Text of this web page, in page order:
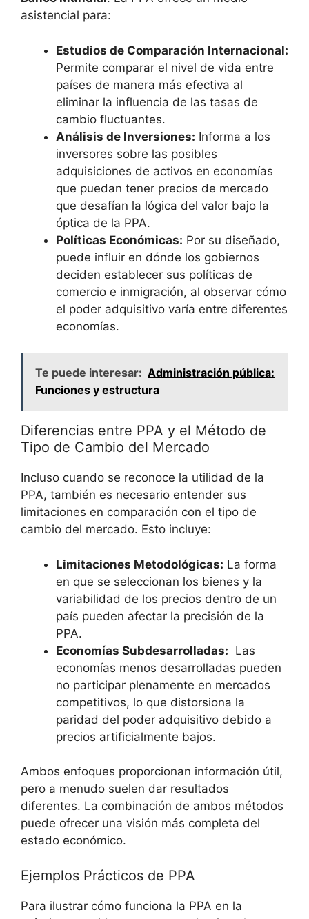
asistencial para:
Estudios de Comparación Internacional:
Permite comparar el nivel de vida ‌entre ​
países ⁤de manera ​más efectiva al
eliminar la ⁢influencia de las tasas de
cambio fluctuantes.
Análisis‌ de Inversiones: Informa a los
inversores sobre las posibles ​
adquisiciones de activos en economías
que puedan tener precios de mercado
que desafían la lógica del valor bajo la
óptica de la PPA.
Políticas Económicas: Por su diseñado,
puede influir en dónde los gobiernos
deciden establecer sus políticas de
comercio e‌ inmigración,‌ al ⁢observar cómo
el poder adquisitivo varía entre⁣ diferentes
‌economías.
Te puede interesar: Administración pública:
Funciones y estructura
Diferencias entre PPA y el Método de⁢
Tipo de Cambio del Mercado
Incluso cuando⁢ se reconoce la utilidad de la
PPA, ‍también es necesario entender sus
limitaciones en ⁤comparación con ‌el tipo de⁢
cambio del mercado. Esto incluye:
Limitaciones ⁢Metodológicas: ⁣La forma
en que se seleccionan los bienes y la
variabilidad de⁤ los precios dentro de un
país pueden afectar⁤ la precisión de la
PPA.
Economías Subdesarrolladas: ‌ Las
economías menos desarrolladas pueden
no participar plenamente en mercados
competitivos, lo que distorsiona la
paridad del poder adquisitivo debido a
precios artificialmente bajos.
Ambos enfoques proporcionan información útil,⁢
pero a menudo suelen dar⁣ resultados
diferentes. La‌ combinación de⁣ ambos métodos⁣
puede ofrecer ‍una ⁢visión más completa del
estado económico.
Ejemplos Prácticos ‌de PPA
Para ​ilustrar ‌cómo ‍funciona la PPA en la